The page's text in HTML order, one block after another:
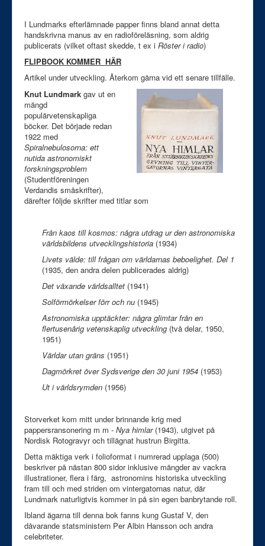
I Lundmarks efterlämnade papper finns bland annat detta
handskrivna manus av en radioföreläsning, som aldrig
publicerats (vilket oftast skedde, t ex i Röster i radio)
FLIPBOOK KOMMER HÄR
Artikel under utveckling. Återkom gärna vid ett senare tillfälle.
Knut Lundmark gav ut en
mängd
populärvetenskapliga
böcker. Det började redan
1922 med
Spiralnebulosorna: ett
nutida astronomiskt
forskningsproblem
(Studentföreningen
Verdandis småskrifter),
därefter följde skrifter med titlar som
Från kaos till kosmos: några utdrag ur den astronomiska
världsbildens utvecklingshistoria (1934)
Livets välde: till frågan om världarnas beboelighet. Del 1
(1935, den andra delen publicerades aldrig)
Det växande världsalltet (1941)
Solförmörkelser förr och nu (1945)
Astronomiska upptäckter: några glimtar från en
flertusenårig vetenskaplig utveckling (två delar, 1950,
1951)
Världar utan gräns (1951)
Dagmörkret över Sydsverige den 30 juni 1954 (1953)
Ut i världsrymden (1956)
Storverket kom mitt under brinnande krig med
pappersransonering m m - Nya himlar(1943), utgivet på
Nordisk Rotogravyr och tillägnat hustrun Birgitta.
Detta mäktiga verk i folioformat i numrerad upplaga (500)
beskriver på nästan 800 sidor inklusive mängder av vackra
illustrationer, flera i färg, astronomins historiska utveckling
fram till och med striden om vintergatornas natur, där
Lundmark naturligtvis kommer in på sin egen banbrytande roll.
Ibland ägarna till denna bok fanns kung Gustaf V, den
dåvarande statsministern Per Albin Hansson och andra
celebriteter.